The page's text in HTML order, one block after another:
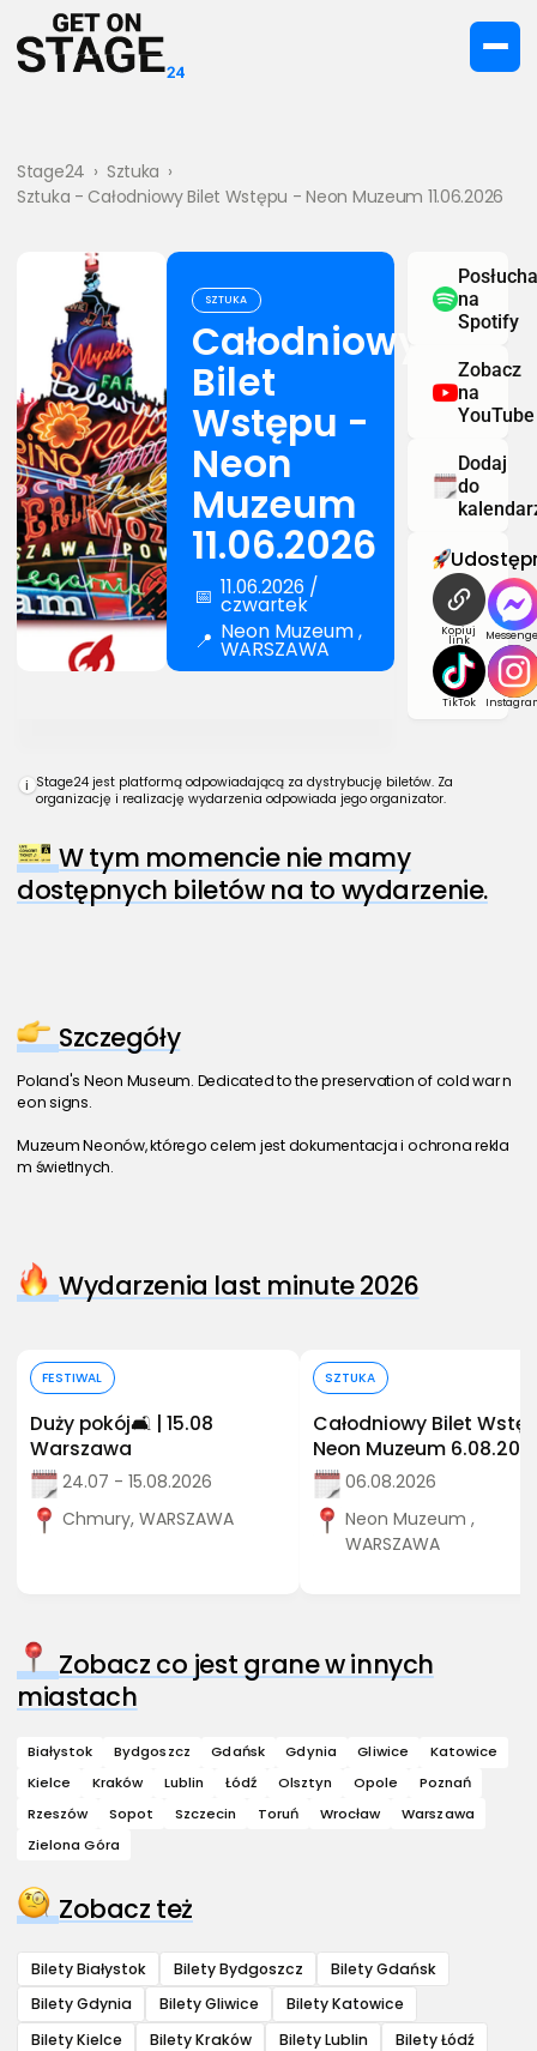
Stage24 › Sztuka ›
Sztuka - Całodniowy Bilet Wstępu - Neon Muzeum 11.06.2026
SZTUKA
Całodniowy
Bilet
Wstępu -
Neon
Muzeum
11.06.2026
📅 11.06.2026 /
czwartek
📍 Neon Muzeum ,
WARSZAWA
na
Spotify
Zobacz
na
YouTube
Dodaj
do
Kopiuj
link
TikTok
i Stage24 jest platformą odpowiadającą za dystrybucję biletów. Za
organizację i realizację wydarzenia odpowiada jego organizator.
W tym momencie nie mamy
dostępnych biletów na to wydarzenie.
Szczegóły
Poland's Neon Museum. Dedicated to the preservation of cold war n
eon signs.
Muzeum Neonów, którego celem jest dokumentacja i ochrona rekla
m świetlnych.
Wydarzenia last minute 2026
FESTIWAL
Duży pokój🛋️ | 15.08
Warszawa
24.07 - 15.08.2026
Chmury, WARSZAWA
SZTUKA
Całodniowy Bilet
Neon Muzeum
06.08.2026
Neon Muzeum ,
WARSZAWA
Zobacz co jest grane w innych
miastach
Białystok Bydgoszcz Gdańsk Gdynia Gliwice
Katowice
Kielce
Kraków Lublin Łódź Olsztyn Opole
Poznań
Rzeszów
Sopot Szczecin Toruń Wrocław
Warszawa
Zielona Góra
Zobacz też
Bilety Białystok Bilety Bydgoszcz
Bilety Gdańsk
Bilety Gdynia
Bilety Gliwice
Bilety Katowice
Bilety Kielce
Bilety Kraków Bilety Lublin
Bilety Łódź